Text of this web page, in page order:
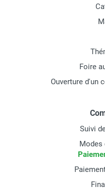
Foire
Ouverture d'un
Suivi
Modes